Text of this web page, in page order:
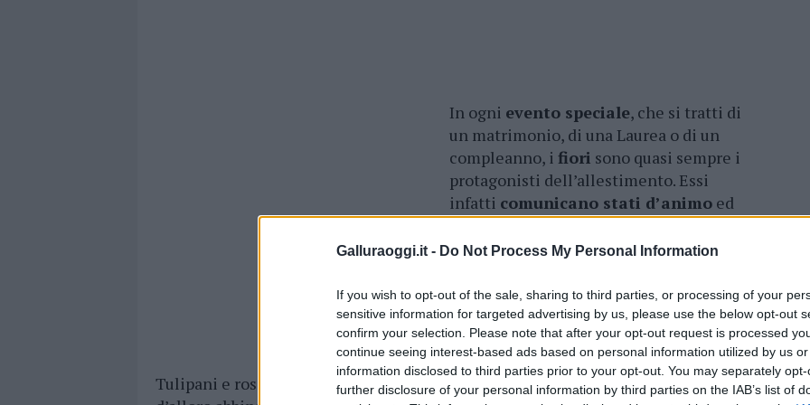
Galluraoggi.it - Do Not Process My Personal Information
If you wish to opt-out of the sale, sharing to third parties, or processing of your
sensitive information for targeted advertising by us, please use the below opt-out
confirm your selection. Please note that after your opt-out request is processed
continue seeing interest-based ads based on personal information utilized by us
information disclosed to third parties prior to your opt-out. You may separately
further disclosure of your personal information by third parties on the IAB’s list of
In ogni evento speciale, che si tratti di
un matrimonio, di una Laurea o di un
compleanno, i fiori sono quasi sempre i
protagonisti dell’allestimento. Essi
infatti comunicano stati d’animo ed
l’atmosfera e permettono di dare vita a
un profondosignificato simbolico, che
varia a seconda della tipologia e spesso
anche della colorazione.
Tulipani e rose chiare sono ideali per la nascita di un bambino, una corona